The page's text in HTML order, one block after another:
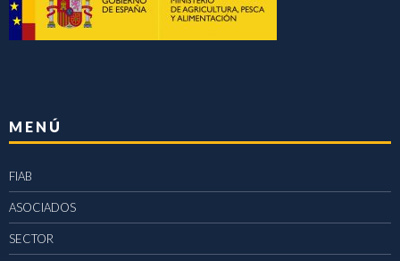
MENÚ
FIAB
ASOCIADOS
SECTOR